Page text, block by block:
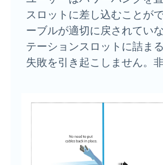
スロットに差し込むことが
ーブルが適切に戻されてい
テーションスロットに詰ま
失敗を引き起こしません。